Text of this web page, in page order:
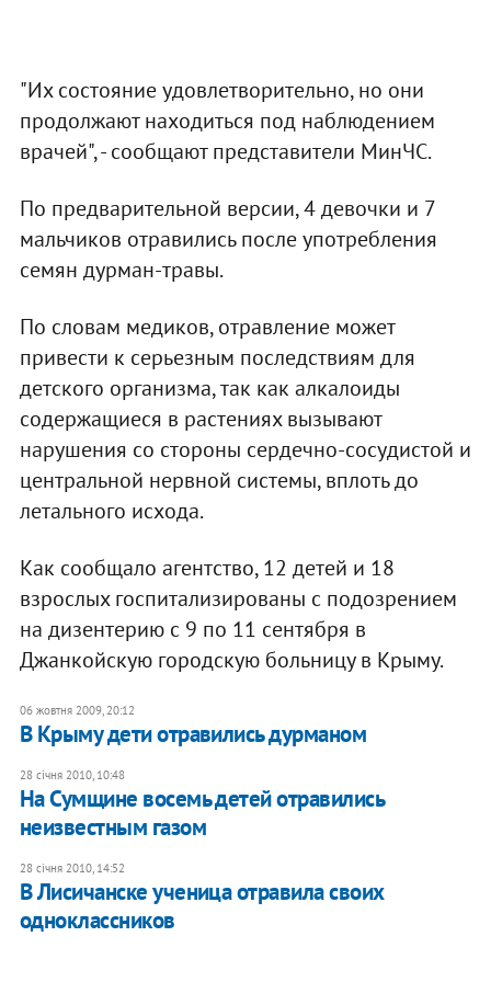
"Их состояние удовлетворительно, но они
продолжают находиться под наблюдением
врачей", - сообщают представители МинЧС.
По предварительной версии, 4 девочки и 7
мальчиков отравились после употребления
семян дурман-травы.
По словам медиков, отравление может
привести к серьезным последствиям для
детского организма, так как алкалоиды
содержащиеся в растениях вызывают
нарушения со стороны сердечно-сосудистой и
центральной нервной системы, вплоть до
летального исхода.
Как сообщало агентство, 12 детей и 18
взрослых госпитализированы с подозрением
на дизентерию с 9 по 11 сентября в
Джанкойскую городскую больницу в Крыму.
06 жовтня 2009, 20:12
В Крыму дети отравились дурманом
28 січня 2010, 10:48
На Сумщине восемь детей отравились
неизвестным газом
28 січня 2010, 14:52
В Лисичанске ученица отравила своих
одноклассников